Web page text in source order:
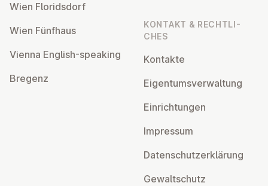
Wien Flo­rids­dorf
Wien Fünfhaus
Vienna English-speaking
Bregenz
KONTAKT & RECHT­LI­
CHES
Kontakte
Ei­gen­tums­ver­wal­tung
Ein­rich­tun­gen
Impressum
Da­ten­schutz­er­klä­rung
Ge­walt­schutz